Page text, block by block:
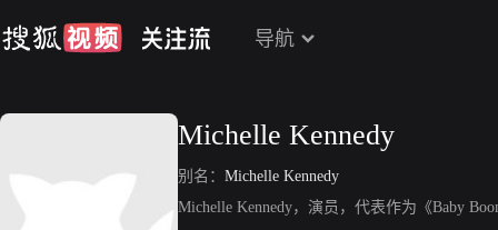
导航
Michelle Kennedy
别名： Michelle Kennedy
Michelle Kennedy，演员，代表作为《Baby